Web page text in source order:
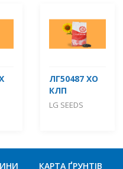
ЛГ50487 ХО
КЛП
LG SEEDS
КАРТА ҐРУНТІВ